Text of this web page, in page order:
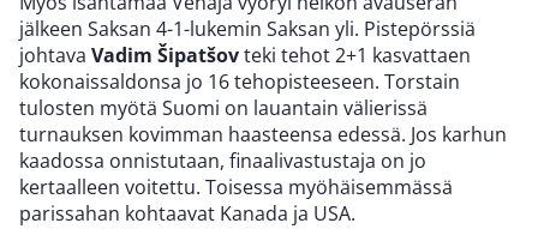
jälkeen Saksan 4-1-lukemin Saksan yli. Pistepörssiä
johtava Vadim Šipatšovteki tehot 2+1 kasvattaen
kokonaissaldonsa jo 16 tehopisteeseen. Torstain
tulosten myötä Suomi on lauantain välierissä
turnauksen kovimman haasteensa edessä. Jos karhun
kaadossa onnistutaan, finaalivastustaja on jo
kertaalleen voitettu. Toisessa myöhäisemmässä
parissahan kohtaavat Kanada ja USA.